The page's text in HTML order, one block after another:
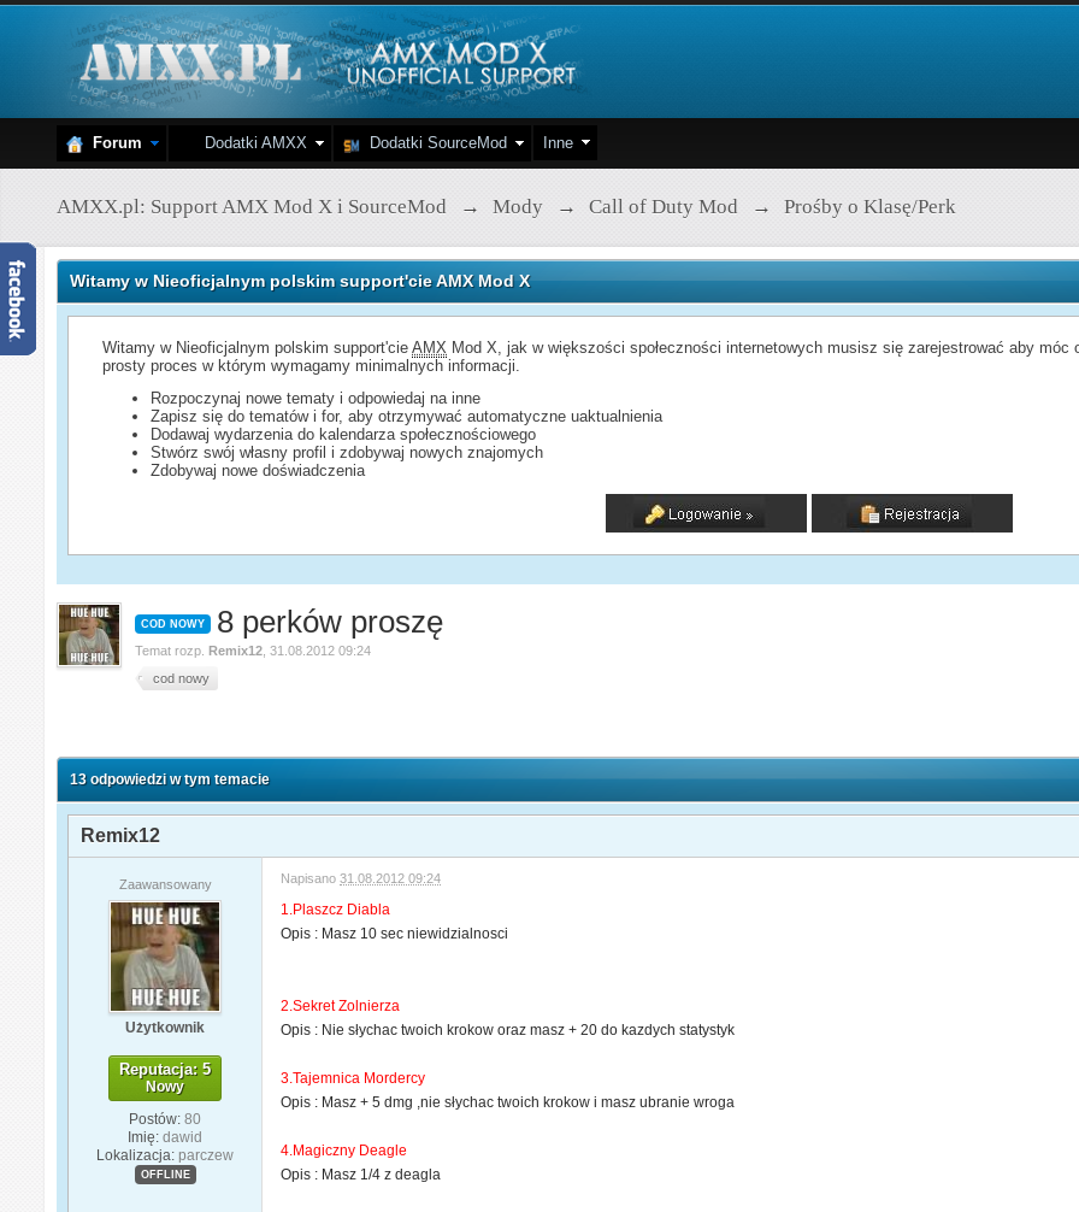
Forum Dodatki AMXX Dodatki SourceMod Inne
AMXX.pl: Support AMX Mod X i SourceMod → Mody → Call of Duty Mod → Prośby o Klasę/Perk
Witamy w Nieoficjalnym polskim support'cie AMX Mod X
Witamy w Nieoficjalnym polskim support'cieAMX Mod X, jak w większości społeczności internetowych musisz się zarejestrować aby
prosty proces w którym wymagamy minimalnych informacji.
Rozpoczynaj nowe tematy i odpowiedaj na inne
Zapisz się do tematów i for, aby otrzymywać automatyczne uaktualnienia
Dodawaj wydarzenia do kalendarza społecznościowego
Stwórz swój własny profil i zdobywaj nowych znajomych
Zdobywaj nowe doświadczenia
COD NOWY 8 perków proszę
Temat rozp.Remix12 ,31.08.2012 09:24
cod nowy
13 odpowiedzi w tym temacie
Remix12
Zaawansowany
Użytkownik
Reputacja: 5
Nowy
Postów: 80
Imię: dawid
Lokalizacja: parczew
OFFLINE
Napisano31.08.2012 09:24
1.Plaszcz Diabla
Opis : Masz 10 sec niewidzialnosci
2.Sekret Zolnierza
Opis : Nie słychac twoich krokow oraz masz + 20 do kazdych statystyk
3.Tajemnica Mordercy
Opis : Masz + 5 dmg ,nie słychac twoich krokow i masz ubranie wroga
4.Magiczny Deagle
Opis : Masz 1/4 z deagla